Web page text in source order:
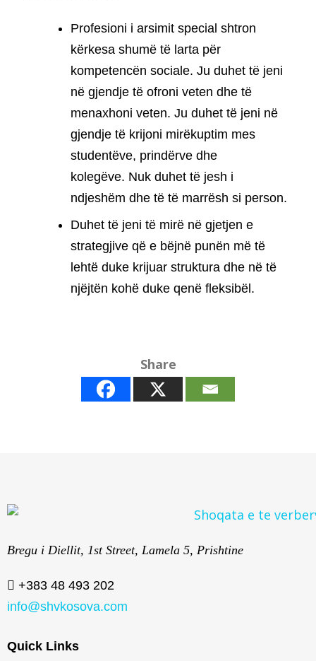
Profesioni i arsimit special shtron
kërkesa shumë të larta për
kompetencën sociale. Ju duhet të jeni
në gjendje të ofroni veten dhe të
menaxhoni veten. Ju duhet të jeni në
gjendje të krijoni mirëkuptim mes
studentëve, prindërve dhe
kolegëve. Nuk duhet të jesh i
ndjeshëm dhe të të marrësh si person.
Duhet të jeni të mirë në gjetjen e
strategjive që e bëjnë punën më të
lehtë duke krijuar struktura dhe në të
njëjtën kohë duke qenë fleksibël.
Share
Bregu i Diellit, 1st Street, Lamela 5, Prishtine
+383 48 493 202
info@shvkosova.com
Quick Links